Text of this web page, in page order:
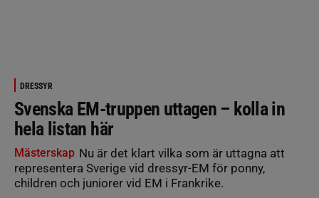
DRESSYR
Svenska EM-truppen uttagen – kolla in
hela listan här
Mästerskap Nu är det klart vilka som är uttagna att
representera Sverige vid dressyr-EM för ponny,
children och juniorer vid EM i Frankrike.